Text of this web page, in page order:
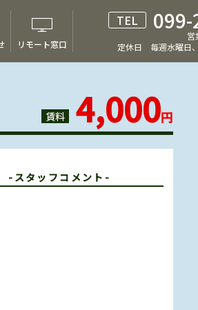
リモート窓口
TEL
定休日 毎週水曜日
賃料 4,000円
-スタッフコメント-